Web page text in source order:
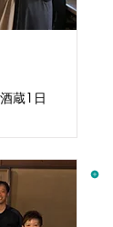
蔵1日